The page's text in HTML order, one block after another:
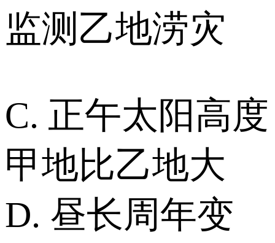
监测乙地涝灾
C. 正午太阳高度
甲地比乙地大
D. 昼长周年变